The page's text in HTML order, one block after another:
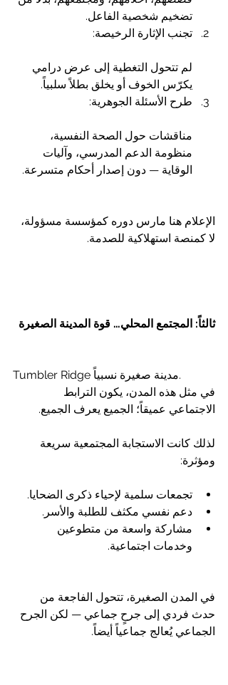
تضخيم شخصية الفاعل.
تجنب الإثارة الرخيصة:
لم تتحول التغطية إلى عرض درامي
يكرّس الخوف أو يخلق بطلاً سلبياً.
طرح الأسئلة الجوهرية:
مناقشات حول الصحة النفسية،
منظومة الدعم المدرسي، وآليات
الوقاية — دون إصدار أحكام متسرعة.
الإعلام هنا مارس دوره كمؤسسة مسؤولة،
لا كمنصة استهلاكية للصدمة.
ثالثاً: المجتمع المحلي… قوة المدينة الصغيرة
Tumbler Ridge مدينة صغيرة نسبياً.
في مثل هذه المدن، يكون الترابط
الاجتماعي عميقاً؛ الجميع يعرف الجميع.
لذلك كانت الاستجابة المجتمعية سريعة
ومؤثرة:
تجمعات سلمية لإحياء ذكرى الضحايا.
دعم نفسي مكثف للطلبة والأسر.
مشاركة واسعة من متطوعين
وخدمات اجتماعية.
في المدن الصغيرة، تتحول الفاجعة من
حدث فردي إلى جرحٍ جماعي — لكن الجرح
الجماعي يُعالج جماعياً أيضاً.